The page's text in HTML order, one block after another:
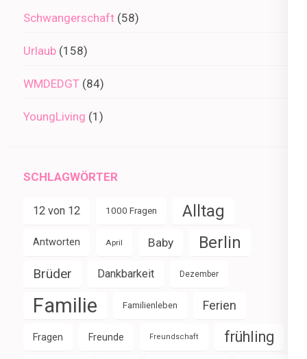
Schwangerschaft (58)
Urlaub (158)
WMDEDGT (84)
YoungLiving (1)
SCHLAGWÖRTER
12 von 12 1000 Fragen Alltag
Antworten April Baby Berlin
Brüder Dankbarkeit Dezember
Familie Familienleben Ferien
Fragen Freunde Freundschaft frühling